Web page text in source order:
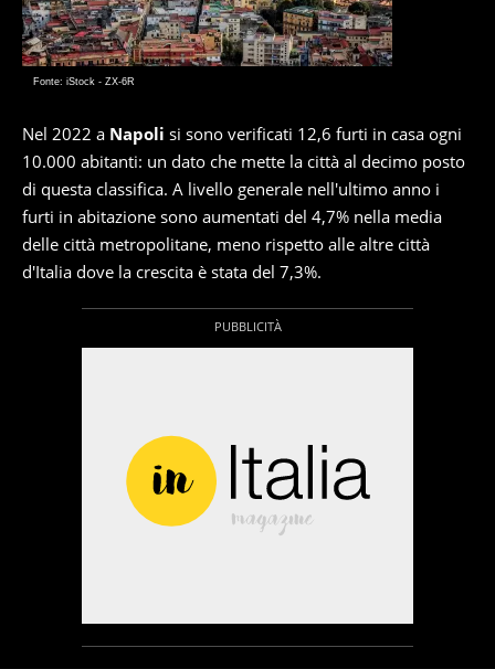
Fonte: iStock - ZX-6R
Nel 2022 a Napoli si sono verificati 12,6 furti in casa ogni
10.000 abitanti: un dato che mette la città al decimo posto
di questa classifica. A livello generale nell'ultimo anno i
furti in abitazione sono aumentati del 4,7% nella media
delle città metropolitane, meno rispetto alle altre città
d'Italia dove la crescita è stata del 7,3%.